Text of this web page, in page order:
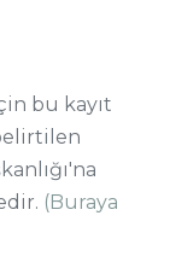
bu kayıt
(Buraya